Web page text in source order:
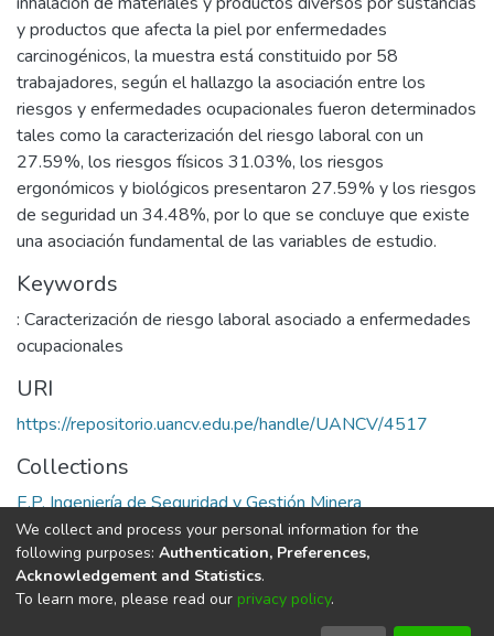
y productos que afecta la piel por enfermedades
carcinogénicos, la muestra está constituido por 58
trabajadores, según el hallazgo la asociación entre los
riesgos y enfermedades ocupacionales fueron determinados
tales como la caracterización del riesgo laboral con un
27.59%, los riesgos físicos 31.03%, los riesgos
ergonómicos y biológicos presentaron 27.59% y los riesgos
de seguridad un 34.48%, por lo que se concluye que existe
una asociación fundamental de las variables de estudio.
Keywords
: Caracterización de riesgo laboral asociado a enfermedades
ocupacionales
URI
https://repositorio.uancv.edu.pe/handle/UANCV/4517
Collections
E.P. Ingeniería de Seguridad y Gestión Minera
Full item page
DSpace softwarecopyright © 2002-2026
We collect and process your personal information for the
following purposes: Authentication, Preferences,
Acknowledgement and Statistics.
To learn more, please read our privacy policy.